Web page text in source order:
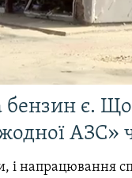
є. Що
АЗС»
і напрацювання